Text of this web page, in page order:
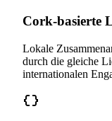
Cork-basierte
Lokale
durch die gleiche
internationalen